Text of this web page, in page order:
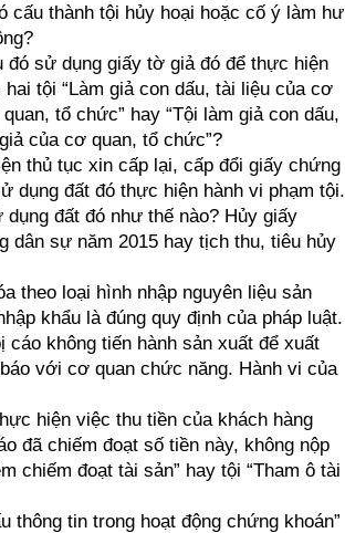
thành tội hủy hoại hoặc cố ý làm hư
sử dụng giấy tờ giả đó để thực hiện
tội “Làm giả con dấu, tài liệu của cơ
tổ chức” hay “Tội làm giả con dấu,
của cơ quan, tổ chức”?
thủ tục xin cấp lại, cấp đổi giấy chứng
dụng đất đó thực hiện hành vi phạm tội.
đất đó như thế nào? Hủy giấy
dân sự năm 2015 hay tịch thu, tiêu hủy
theo loại hình nhập nguyên liệu sản
khẩu là đúng quy định của pháp luật.
cáo không tiến hành sản xuất để xuất
với cơ quan chức năng. Hành vi của
hiện việc thu tiền của khách hàng
đã chiếm đoạt số tiền này, không nộp
chiếm đoạt tài sản” hay tội “Tham ô tài
thông tin trong hoạt động chứng khoán”